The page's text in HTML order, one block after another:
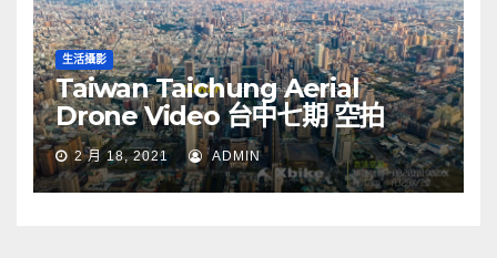
生活攝影
Taiwan Taichung Aerial
Drone Video 台中七期 空拍
2 月 18, 2021 ADMIN